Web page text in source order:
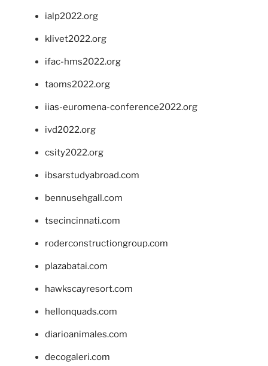
ialp2022.org
klivet2022.org
ifac-hms2022.org
taoms2022.org
iias-euromena-conference2022.org
ivd2022.org
csity2022.org
ibsarstudyabroad.com
bennusehgall.com
tsecincinnati.com
roderconstructiongroup.com
plazabatai.com
hawkscayresort.com
hellonquads.com
diarioanimales.com
decogaleri.com